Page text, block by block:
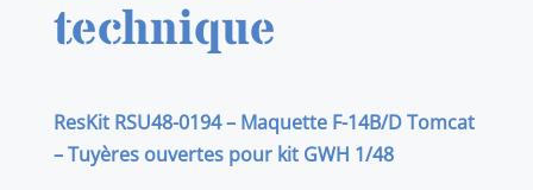
(B,D)
exhaust
nozzles
technique
ResKit RSU48-0194 – Maquette F-14B/D Tomcat
– Tuyères ouvertes pour kit GWH 1/48